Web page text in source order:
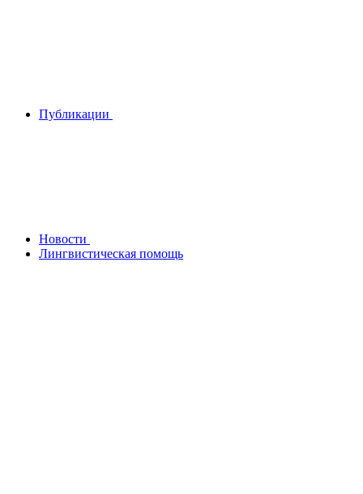
Публикации
Новости
Лингвистическая помощь